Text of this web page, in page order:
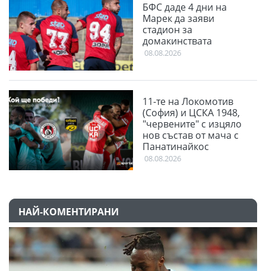
БФС даде 4 дни на
Марек да заяви
стадион за
домакинствата
08.08.2026
11-те на Локомотив
(София) и ЦСКА 1948,
"червените" с изцяло
нов състав от мача с
Панатинайкос
08.08.2026
НАЙ-КОМЕНТИРАНИ